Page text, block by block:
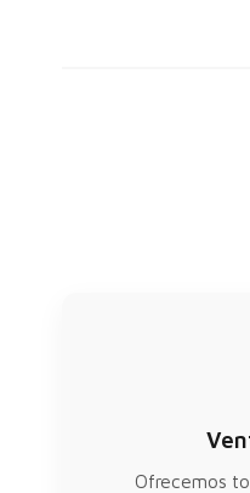
Ofrecemos